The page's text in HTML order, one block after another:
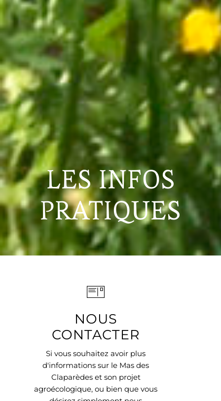
LES INFOS
PRATIQUES
NOUS
CONTACTER
Si vous souhaitez avoir plus
d'informations sur le Mas des
Claparèdes et son projet
agroécologique, ou bien que vous